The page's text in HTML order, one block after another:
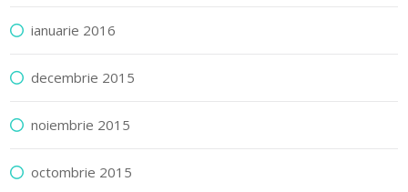
ianuarie 2016
decembrie 2015
noiembrie 2015
octombrie 2015